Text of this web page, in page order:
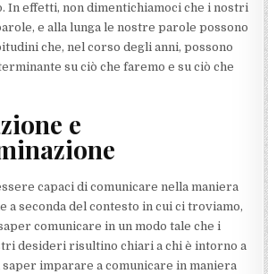
In effetti, non dimentichiamoci che i nostri
e alla lunga le nostre parole possono
che, nel corso degli anni, possono
su ciò che faremo e su ciò che
e
capaci di comunicare nella maniera
a seconda del contesto in cui ci troviamo,
comunicare in un modo tale che i
desideri risultino chiari a chi è intorno a
imparare a comunicare in maniera